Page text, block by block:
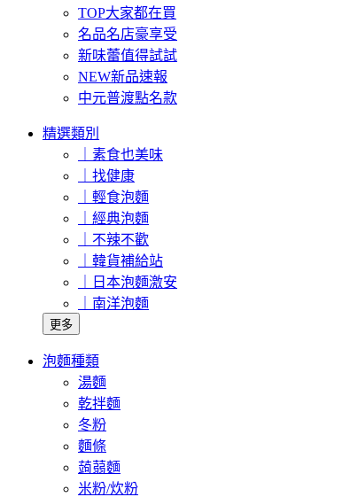
TOP大家都在買
名品名店豪享受
新味蕾值得試試
NEW新品速報
中元普渡點名款
精選類別
｜素食也美味
｜找健康
｜輕食泡麵
｜經典泡麵
｜不辣不歡
｜韓貨補給站
｜日本泡麵激安
｜南洋泡麵
更多
泡麵種類
湯麵
乾拌麵
冬粉
麵條
蒟蒻麵
米粉/炊粉